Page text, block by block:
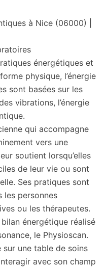
à Nice (06000) |
énergétiques et
physique, l’énergie
sont basées sur les
vibrations, l’énergie
qui accompagne
vers une
soutient lorsqu’elles
de leur vie ou sont
Ses pratiques sont
les personnes
ou les thérapeutes.
énergétique réalisé
le Physioscan.
sur une table de soins
avec son champ